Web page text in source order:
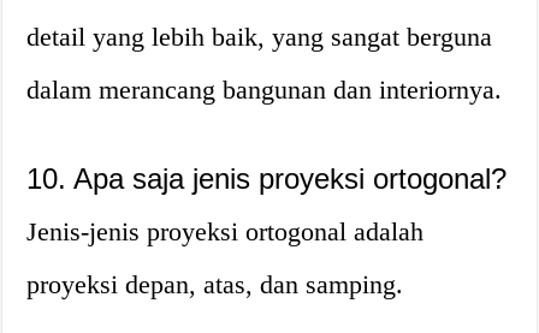
detail yang lebih baik, yang sangat berguna
dalam merancang bangunan dan interiornya.
10. Apa saja jenis proyeksi ortogonal?
Jenis-jenis proyeksi ortogonal adalah
proyeksi depan, atas, dan samping.